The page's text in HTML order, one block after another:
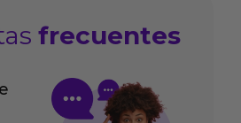
frecuentes